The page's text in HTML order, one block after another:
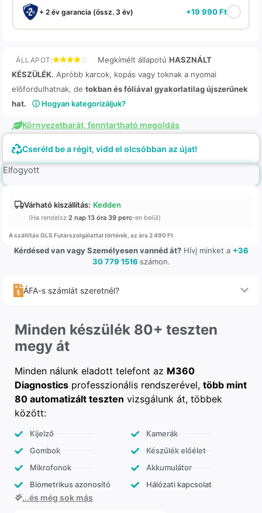
+ 2 év garancia (össz. 3 év) +19 990Ft
ÁLLAPOT: Megkímélt állapotú HASZNÁLT
KÉSZÜLÉK. Apróbb karcok, kopás vagy toknak a nyomai
előfordulhatnak, de tokban és fóliával gyakorlatilag újszerűnek
hat.
ⓘ Hogyan kategorizáljuk?
Környezetbarát, fenntartható megoldás
Cseréld be a régit, vidd el olcsóbban az újat!
Elfogyott
Várható kiszállítás: Kedden
(Ha rendelsz 2 nap 13 óra 39 perc-en belül)
A szállítás GLS Futárszolgálattal történik, az ára 2 490 Ft
Kérdésed van vagy Személyesen vannéd át?Hívj minket a +36
30 779 1516 számon.
ÁFA-s számlát szeretnél?
Minden készülék 80+ teszten
megy át
Minden nálunk eladott telefont az M360
Diagnostics professzionális rendszerével, több mint
80 automatizált teszten vizsgálunk át, többek
között:
Kijelző
Gombok
Mikrofonok
Biometrikus azonosító
Kamerák
Készülék előélet
Akkumulátor
Hálózati kapcsolat
...és még sok más